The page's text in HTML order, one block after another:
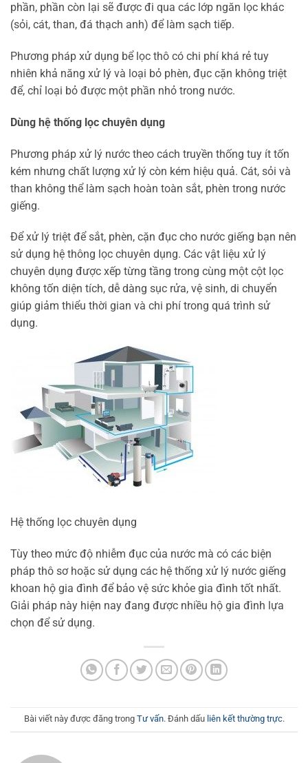
phần, phần còn lại sẽ được đi qua các lớp ngăn lọc khác
(sỏi, cát, than, đá thạch anh) để làm sạch tiếp.
Phương pháp xử dụng bể lọc thô có chi phí khá rẻ tuy
nhiên khả năng xử lý và loại bỏ phèn, đục cặn không triệt
để, chỉ loại bỏ được một phần nhỏ trong nước.
Dùng hệ thống lọc chuyên dụng
Phương pháp xử lý nước theo cách truyền thống tuy ít tốn
kém nhưng chất lượng xử lý còn kém hiệu quả. Cát, sỏi và
than không thể làm sạch hoàn toàn sắt, phèn trong nước
giếng.
Để xử lý triệt để sắt, phèn, cặn đục cho nước giếng bạn nên
sử dụng hệ thông lọc chuyên dụng. Các vật liệu xử lý
chuyên dụng được xếp từng tầng trong cùng một cột lọc
không tốn diện tích, dễ dàng sục rửa, vệ sinh, di chuyển
giúp giảm thiểu thời gian và chi phí trong quá trình sử
dụng.
Hệ thống lọc chuyên dụng
Tùy theo mức độ nhiễm đục của nước mà có các biện
pháp thô sơ hoặc sử dụng các hệ thống xử lý nước giếng
khoan hộ gia đình để bảo vệ sức khỏe gia đình tốt nhất.
Giải pháp này hiện nay đang được nhiều hộ gia đình lựa
chọn để sử dụng.
Bài viết này được đăng trong Tư vấn. Đánh dấu liên kết thường trực.